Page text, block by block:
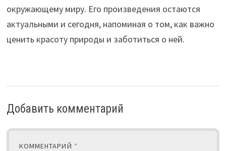
окружающему миру. Его произведения остаются
актуальными и сегодня, напоминая о том, как важно
ценить красоту природы и заботиться о ней.
Добавить комментарий
КОММЕНТАРИЙ *